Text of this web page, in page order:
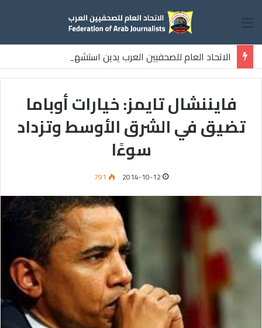
القائمة
الاتحاد العام للصحفيين العرب يدين استشهاد
ثلاثة صحفيين فلسطينيين باستهداف إسرائيلي وسط قطاع غزة
فايننشال تايمز: خيارات أوباما
تضيق في الشرق الأوسط وتزداد
سوءًا
2014-10-12
791